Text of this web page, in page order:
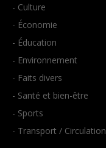
- Culture
- Économie
- Éducation
- Environnement
- Faits divers
- Santé et bien-être
- Sports
- Transport / Circulation